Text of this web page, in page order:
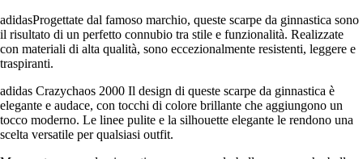
adidasProgettate dal famoso marchio, queste scarpe da ginnastica sono
il risultato di un perfetto connubio tra stile e funzionalità. Realizzate
con materiali di alta qualità, sono eccezionalmente resistenti, leggere e
traspiranti.
adidas Crazychaos 2000 Il design di queste scarpe da ginnastica è
elegante e audace, con tocchi di colore brillante che aggiungono un
tocco moderno. Le linee pulite e la silhouette elegante le rendono una
scelta versatile per qualsiasi outfit.